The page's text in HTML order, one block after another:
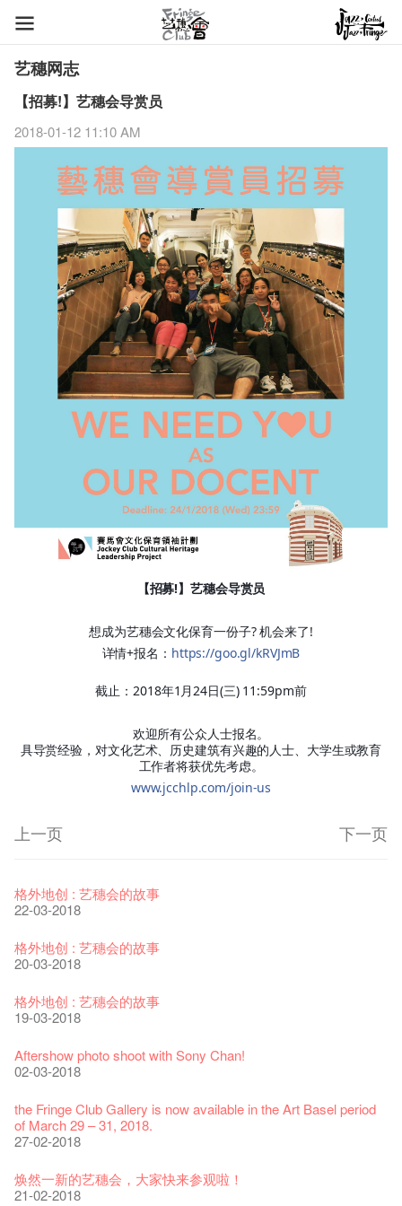
艺穗网志
【招募!】艺穗会导赏员
2018-01-12 11:10 AM
【招募!】艺穗会导赏员
想成为艺穗会文化保育一份子? 机会来了!
详情+报名： https://goo.gl/kRVJmB
截止：2018年1月24日(三) 11:59pm前
欢迎所有公众人士报名。
具导赏经验，对文化艺术、历史建筑有兴趣的人士、大学生或教育
工作者将获优先考虑。
www.jcchlp.com/join-us
上一页 下一页
艺穗节2026
11-12-2025
《艺穗节2025》记者招待会
30-12-2024
艺穗会揭开新篇章
28-12-2023
艺穗会室乐系列: Opera Odyssey | 艺穗会 x 香港大歌剧院
04-07-2023
The Vault Cafe is now OPEN! Feste x Fringe Pop-Up
Collaboration
20-09-2022
艺穗好物
09-06-2022
Veggie Lunch @Dairy
07-12-2020
We'll Survive!
06-08-2020
艺穗会复刻版 1983 LOGO TEE
03-08-2020
【德国原生蜂蜜 — 买第二件半价 🍯 】
22-07-2020
玉露篇 ——【京都直送宇治茶 ✈ 数量有限 🍵 冰库有售及可网
上落单】
30-06-2020
煎茶篇 ——【京都直送宇治茶✈数量有限 🍵 冰库有售及可网上
落单】
我们的辣椒小故事 Part 1
17-03-2020
暂停开放至二月二日
28-01-2020
艺穗会仝人・鼠年共勉
24-01-2020
圣诞平安，新年快乐！
24-12-2019
爵士乐教材套
30-11-2019
17-09-2019
WANTED
23-05-2019
爵士时代II 大派对：尘世乐园
15-04-2019
艺穗会大楼复修工程完成庆祝仪式
11-04-2019
爵士时代II 大派对：尘世乐园
09-04-2019
爵士时代II 大派对：尘世乐园
01-04-2019
25-03-2019
Colette现已重开
19-12-2018
陶‧茗 台湾陶艺名家展 ︰ 李贤治‧翁士杰‧赖孝哲 展览
18-12-2018
WANTED!
04-09-2018
JAZZ AGE Party @ The Fringe
24-08-2018
爵士时代大派对@艺穗会
21-08-2018
07-08-2018
格外地创 : 艺穗会的故事
22-03-2018
格外地创 : 艺穗会的故事
20-03-2018
格外地创 : 艺穗会的故事
19-03-2018
Aftershow photo shoot with Sony Chan!
02-03-2018
the Fringe Club Gallery is now available in the Art Basel period
of March 29 – 31, 2018.
27-02-2018
焕然一新的艺穗会，大家快来参观啦！
21-02-2018